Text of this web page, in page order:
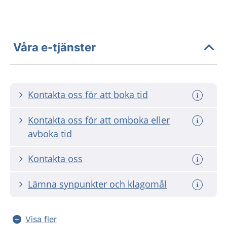
Våra e-tjänster
Kontakta oss för att boka tid
Kontakta oss för att omboka eller
avboka tid
Kontakta oss
Lämna synpunkter och klagomål
Visa fler